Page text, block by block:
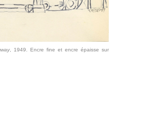
, 1949. Encre fine et encre épaisse sur